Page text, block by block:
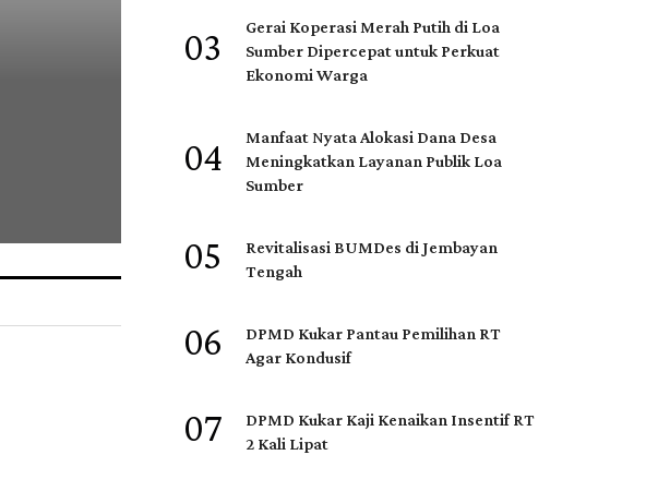
03 Gerai Koperasi Merah Putih di Loa
Sumber Dipercepat untuk Perkuat
Ekonomi Warga
04 Manfaat Nyata Alokasi Dana Desa
Meningkatkan Layanan Publik Loa
Sumber
05 Revitalisasi BUMDes di Jembayan
Tengah
06 DPMD Kukar Pantau Pemilihan RT
Agar Kondusif
07 DPMD Kukar Kaji Kenaikan Insentif RT
2 Kali Lipat